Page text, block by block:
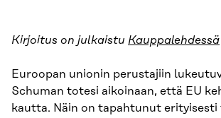
Kirjoitus on julkaistu Kauppalehdessä
Euroopan unionin perustajiin
Schuman totesi aikoinaan, että EU
kautta. Näin on tapahtunut erityisesti